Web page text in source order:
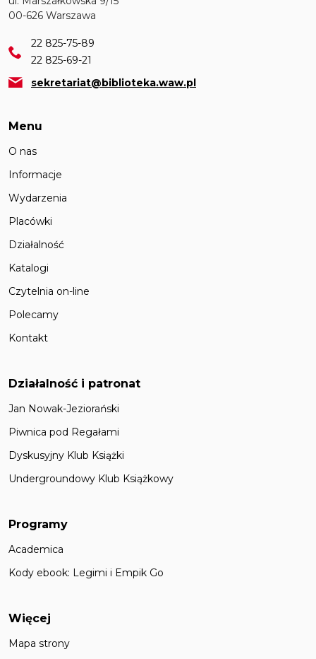
00-626 Warszawa
22 825-75-89
22 825-69-21
sekretariat@biblioteka.waw.pl
Menu
O nas
Informacje
Wydarzenia
Placówki
Działalność
Katalogi
Czytelnia on-line
Polecamy
Kontakt
Działalność i patronat
Jan Nowak-Jeziorański
Piwnica pod Regałami
Dyskusyjny Klub Książki
Undergroundowy Klub Książkowy
Programy
Academica
Kody ebook: Legimi i Empik Go
Więcej
Mapa strony